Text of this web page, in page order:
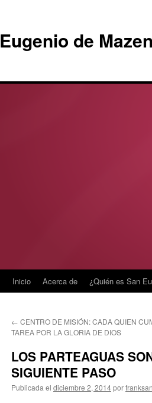
Eugenio de
Saltar
contenido
Inicio Acerca de ¿Quién es San
← CENTRO DE MISIÓN: CADA QUIEN
TAREA POR LA GLORIA DE DIOS
LOS PARTEAGUAS
SIGUIENTE PASO
Publicada el diciembre 2, 2014por